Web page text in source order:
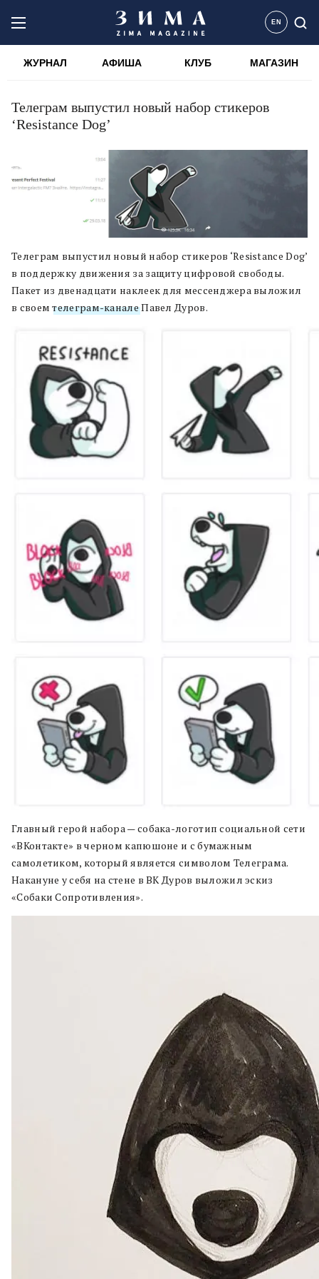
EN
ЖУРНАЛ АФИША КЛУБ МАГАЗИН
Телеграм выпустил новый набор стикеров
‘Resistance Dog’
Телеграм выпустил новый набор стикеров ‘Resistance Dog’
в поддержку движения за защиту цифровой свободы.
Пакет из двенадцати наклеек для мессенджера выложил
в своемтелеграм-каналеПавел Дуров.
Главный герой набора — собака-логотип социальной сети
«ВКонтакте» в черном капюшоне и с бумажным
самолетиком, который является символом Телеграма.
Накануне у себя на стене в ВК Дуров выложил эскиз
«Собаки Сопротивления».